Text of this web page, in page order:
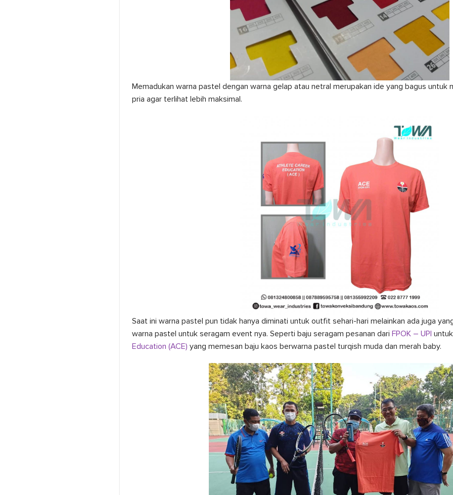
Memadukan warna pastel dengan warna gelap atau netral merupakan ide yang bagus untuk
pria agar terlihat lebih maksimal.
Saat ini warna pastel pun tidak hanya diminati untuk outfit sehari-hari melainkan ada juga
warna pastel untuk seragam event nya. Seperti baju seragam pesanan dari FPOK – UPI
Education (ACE) yang memesan baju kaos berwarna pastel turqish muda dan merah baby.